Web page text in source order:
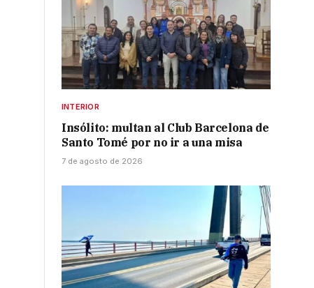
INTERIOR
Insólito: multan al Club Barcelona de
Santo Tomé por no ir a una misa
7 de agosto de 2026